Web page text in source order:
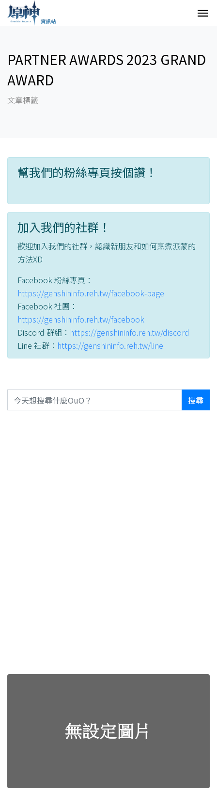
PARTNER AWARDS 2023 GRAND
AWARD
文章標籤
幫我們的粉絲專頁按個讚！
加入我們的社群！
歡迎加入我們的社群，認識新朋友和如何烹煮派蒙的
方法XD
Facebook 粉絲專頁：
https://genshininfo.reh.tw/facebook-page
Facebook 社團：
https://genshininfo.reh.tw/facebook
Discord 群組： https://genshininfo.reh.tw/discord
Line 社群： https://genshininfo.reh.tw/line
搜尋